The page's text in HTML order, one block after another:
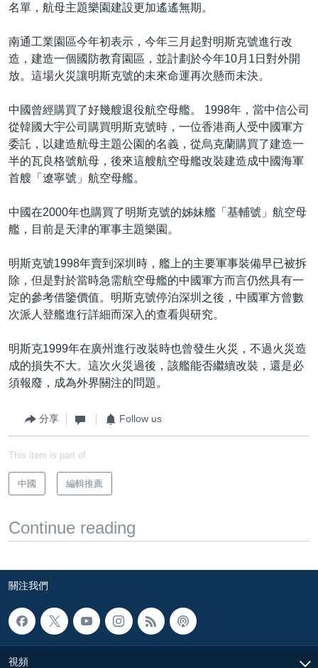
名單，航母主題樂園建設更加遙遙無期。
南通工業園區今年初表示，今年三月起對明斯克號進行改
造，建造一個國防教育園區，並計劃於今年10月1日對外開
放。這場火災讓明斯克號的未來命運再次懸而未決。
中國曾經購買了好幾艘退役航空母艦。 1998年，當中信公司
從韓國大宇公司購買明斯克號時，一位香港商人受中國軍方
委託，以建造航母主題公園的名義，從烏克蘭購買了建造一
半的瓦良格號航母，後來這艘航空母艦改裝建造成中國海軍
首艘「遼寧號」航空母艦。
中國在2000年也購買了明斯克號的姊妹艦「基輔號」航空母
艦，目前是天津的軍事主題樂園。
明斯克號1998年賣到深圳時，艦上的主要軍事裝備早已被拆
除，但是對於當時急需航空母艦的中國軍方而言仍然具有一
定的參考借鑒價值。明斯克號停泊深圳之後，中國軍方曾數
次派人登艦進行詳細而深入的查看與研究。
明斯克1999年在廣州進行改裝時也曾發生火災，不過火災造
成的損失不大。這次火災過後，該艦能否繼續改裝，還是必
須報廢，成為外界關注的問題。
分享 Follow us
This item is part of
中國 編輯推薦
Continue reading
關注我們
視頻